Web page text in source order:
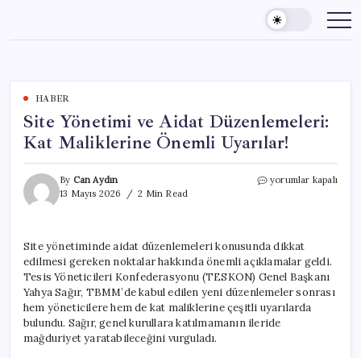
content
HABER
Site Yönetimi ve Aidat Düzenlemeleri:
Kat Maliklerine Önemli Uyarılar!
By Can Aydın
13 Mayıs 2026
2 Min Read
Site
Kat
Maliklerine
Önemli
Uyarılar!
yorumlar kapalı
Site yönetiminde aidat düzenlemeleri konusunda dikkat
edilmesi gereken noktalar hakkında önemli açıklamalar geldi.
Tesis Yöneticileri Konfederasyonu (TESKON) Genel Başkanı
Yahya Sağır, TBMM’de kabul edilen yeni düzenlemeler sonrası
hem yöneticilere hem de kat maliklerine çeşitli uyarılarda
bulundu. Sağır, genel kurullara katılmamanın ileride
mağduriyet yaratabileceğini vurguladı.